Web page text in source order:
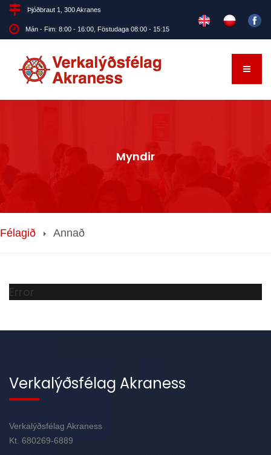
Þjóðbraut 1, 300 Akranes
Mán - Fim: 8:00 - 16:00, Föstudaga 08:00 - 15:15
Myndir
Félagið Annað
Error
Verkalýðsfélag Akraness
Verkalýðsfélag Akraness
Kt. 680269-6889